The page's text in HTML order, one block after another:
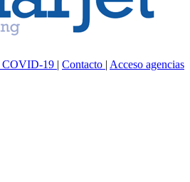
COVID-19 | Contacto | Acceso agencias